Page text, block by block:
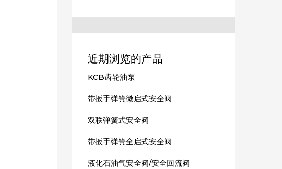
近期浏览的产品
KCB齿轮油泵
带扳手弹簧微启式安全阀
双联弹簧式安全阀
带扳手弹簧全启式安全阀
液化石油气安全阀/安全回流阀